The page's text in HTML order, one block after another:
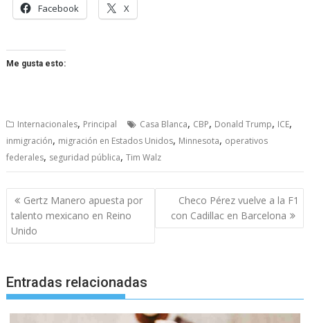
Facebook X
Me gusta esto:
Internacionales, Principal Casa Blanca, CBP, Donald Trump, ICE,
inmigración, migración en Estados Unidos, Minnesota, operativos
federales, seguridad pública,Tim Walz
Navegación
de
entradas
Gertz Manero apuesta por
talento mexicano en Reino
Unido
Checo Pérez vuelve a la F1
con Cadillac en Barcelona
Entradas relacionadas